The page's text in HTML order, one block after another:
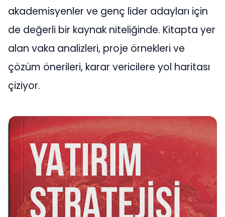
akademisyenler ve genç lider adayları için
de değerli bir kaynak niteliğinde. Kitapta yer
alan vaka analizleri, proje örnekleri ve
çözüm önerileri, karar vericilere yol haritası
çiziyor.